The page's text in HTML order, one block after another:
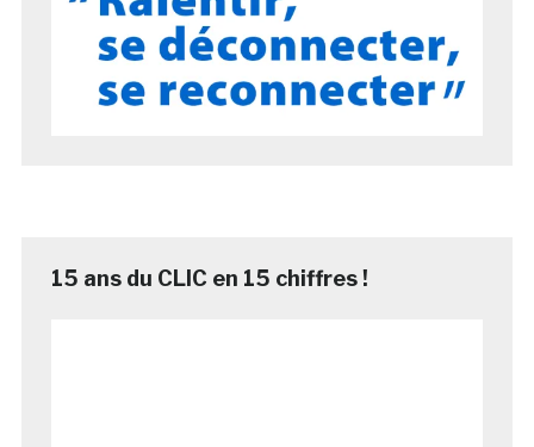
15 ans du CLIC en 15 chiffres !